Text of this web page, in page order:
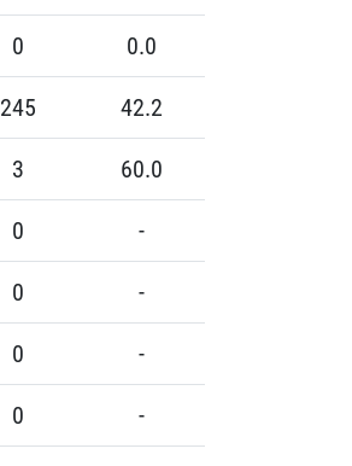
0 0.0
245 42.2
3 60.0
0 -
0 -
0 -
0 -